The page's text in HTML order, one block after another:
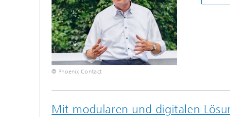
© Phoenix Contact
Mit modularen und digitalen